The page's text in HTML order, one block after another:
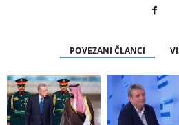
POVEZANI ČLANCI